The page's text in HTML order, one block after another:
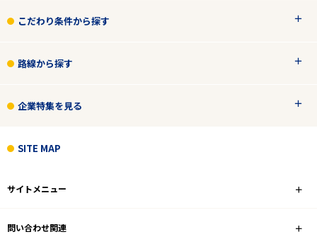
こだわり条件から探す
路線から探す
企業特集を見る
SITE MAP
サイトメニュー
問い合わせ関連